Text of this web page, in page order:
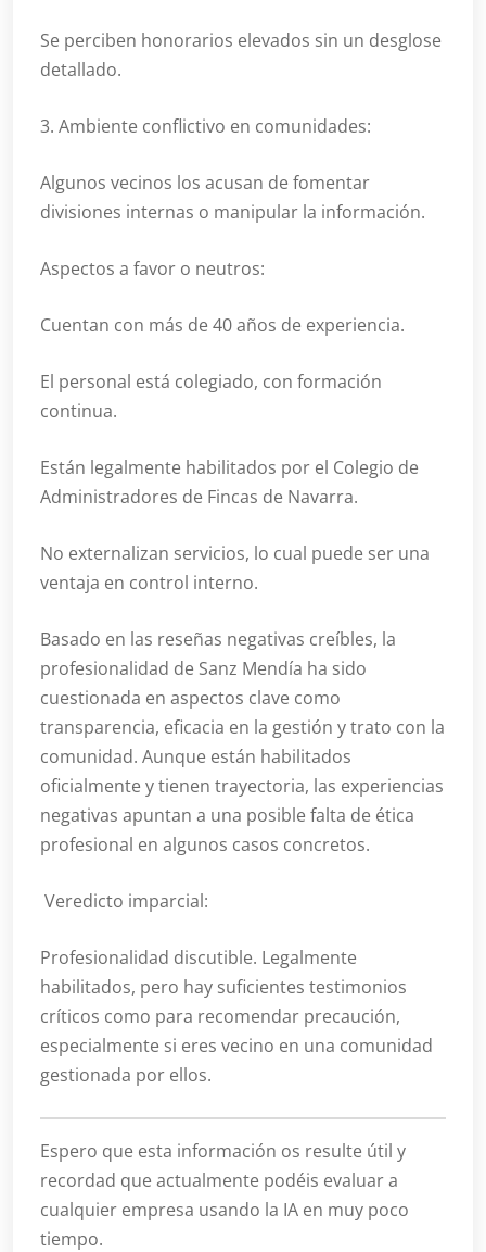
Se perciben honorarios elevados sin un desglose
detallado.
3. Ambiente conflictivo en comunidades:
Algunos vecinos los acusan de fomentar
divisiones internas o manipular la información.
Aspectos a favor o neutros:
Cuentan con más de 40 años de experiencia.
El personal está colegiado, con formación
continua.
Están legalmente habilitados por el Colegio de
Administradores de Fincas de Navarra.
No externalizan servicios, lo cual puede ser una
ventaja en control interno.
Basado en las reseñas negativas creíbles, la
profesionalidad de Sanz Mendía ha sido
cuestionada en aspectos clave como
transparencia, eficacia en la gestión y trato con la
comunidad. Aunque están habilitados
oficialmente y tienen trayectoria, las experiencias
negativas apuntan a una posible falta de ética
profesional en algunos casos concretos.
Veredicto imparcial:
Profesionalidad discutible. Legalmente
habilitados, pero hay suficientes testimonios
críticos como para recomendar precaución,
especialmente si eres vecino en una comunidad
gestionada por ellos.
Espero que esta información os resulte útil y
recordad que actualmente podéis evaluar a
cualquier empresa usando la IA en muy poco
tiempo.